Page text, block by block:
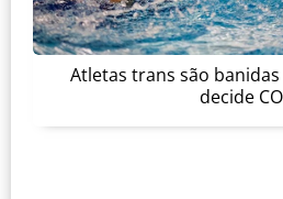
Atletas trans são
decide